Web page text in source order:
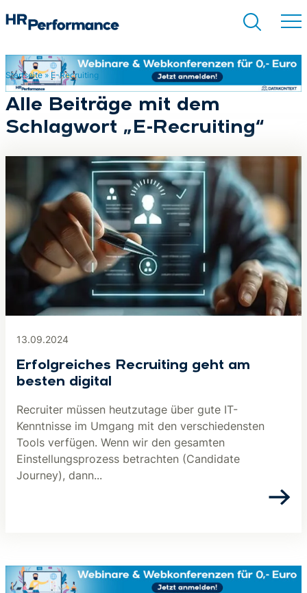
Suchen
Startseite» E-Recruiting
Alle Beiträge mit dem
Schlagwort „E-Recruiting“
13.09.2024
Erfolgreiches Recruiting geht am
besten digital
Recruiter müssen heutzutage über gute IT-
Kenntnisse im Umgang mit den verschiedensten
Tools verfügen. Wenn wir den gesamten
Einstellungsprozess betrachten (Candidate
Journey), dann...